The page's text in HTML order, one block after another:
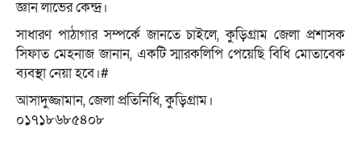
জ্ঞান লাভের কেন্দ্র।
সাধারণ পাঠাগার সম্পর্কে জানতে চাইলে, কুড়িগ্রাম জেলা প্রশাসক
সিফাত মেহনাজ জানান, একটি স্মারকলিপি পেয়েছি বিধি মোতাবেক
ব্যবস্থা নেয়া হবে।#
আসাদুজ্জামান, জেলা প্রতিনিধি, কুড়িগ্রাম।
০১৭১৮৬৮৫৪০৮